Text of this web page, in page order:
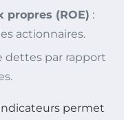
propres (ROE) :
actionnaires.
dettes par rapport
permet